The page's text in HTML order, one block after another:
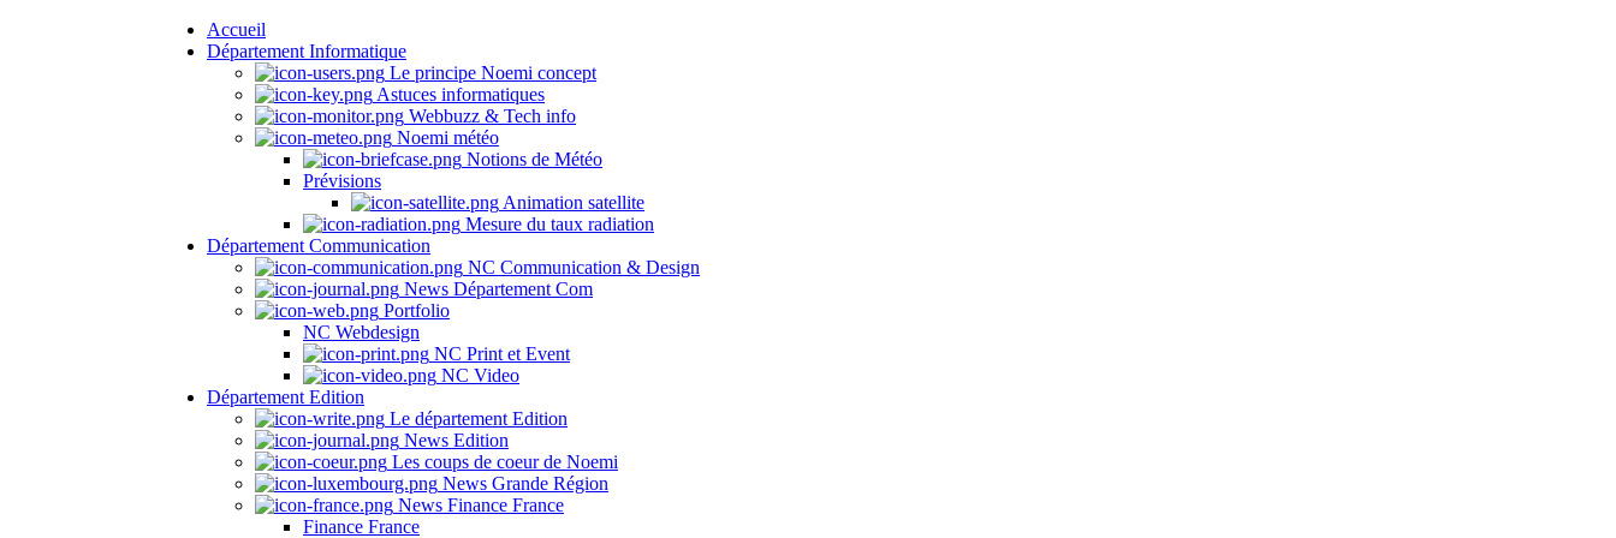
Accueil
Département Informatique
Le principe Noemi concept
Astuces informatiques
Webbuzz & Tech info
Noemi météo
Notions de Météo
Prévisions
Animation satellite
Mesure du taux radiation
Département Communication
NC Communication & Design
News Département Com
Portfolio
NC Webdesign
NC Print et Event
NC Video
Département Edition
Le département Edition
News Edition
Les coups de coeur de Noemi
News Grande Région
News Finance France
Finance France